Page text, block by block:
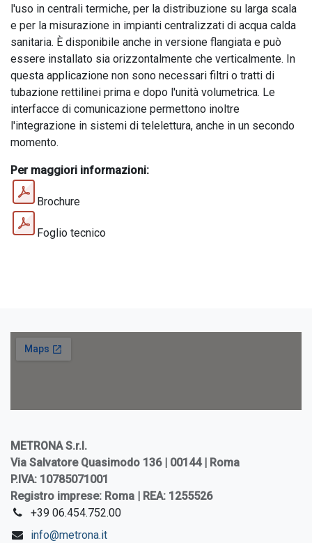
l'uso in centrali termiche, per la distribuzione su larga scala
e per la misurazione in impianti centralizzati di acqua calda
sanitaria. È disponibile anche in versione flangiata e può
essere installato sia orizzontalmente che verticalmente. In
questa applicazione non sono necessari filtri o tratti di
tubazione rettilinei prima e dopo l'unità volumetrica. Le
interfacce di comunicazione permettono inoltre
l'integrazione in sistemi di telelettura, anche in un secondo
momento.
Per maggiori informazioni:
Brochure
Foglio tecnico
METRONA S.r.l.
Via Salvatore Quasimodo 136 | 00144 | Roma
P.IVA: 10785071001
Registro imprese: Roma | REA: 1255526
+39 06.454.752.00
info@metrona.it